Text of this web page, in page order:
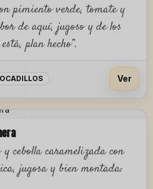
pimiento verde, tomate y
de aquí, jugoso y de los
plan hecho”.
Ver
y cebolla caramelizada con
jugosa y bien montada: